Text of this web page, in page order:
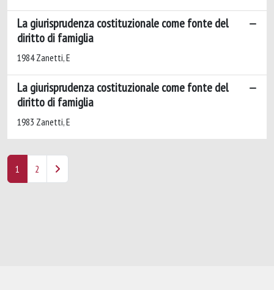
La giurisprudenza costituzionale come fonte del
diritto di famiglia
1984 Zanetti, E
La giurisprudenza costituzionale come fonte del
diritto di famiglia
1983 Zanetti, E
1 2